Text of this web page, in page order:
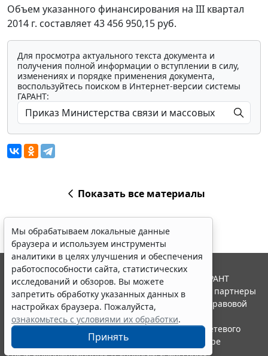
Объем указанного финансирования на III квартал
2014 г. составляет 43 456 950,15 руб.
Для просмотра актуального текста документа и
получения полной информации о вступлении в силу,
изменениях и порядке применения документа,
воспользуйтесь поиском в Интернет-версии системы
ГАРАНТ:
Показать все материалы
Мы обрабатываем локальные данные
браузера и используем инструменты
аналитики в целях улучшения и обеспечения
работоспособности сайта, статистических
исследований и обзоров. Вы можете
запретить обработку указанных данных в
настройках браузера. Пожалуйста,
ознакомьтесь с условиями их обработки.
Принять
© ООО "НПП "ГАРАНТ-СЕРВИС", 2026. Система ГАРАНТ
выпускается с 1990 года. Компания "Гарант" и ее партнеры
являются участниками Российской ассоциации правовой
информации ГАРАНТ.
Портал ГАРАНТ.РУ зарегистрирован в качестве сетевого
издания Федеральной службой по надзору в сфере